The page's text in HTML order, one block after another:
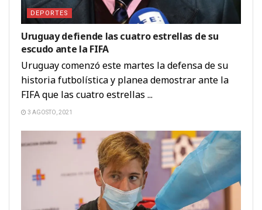
DEPORTES
Uruguay defiende las cuatro estrellas de su
escudo ante la FIFA
Uruguay comenzó este martes la defensa de su
historia futbolística y planea demostrar ante la
FIFA que las cuatro estrellas ...
3 AGOSTO, 2021